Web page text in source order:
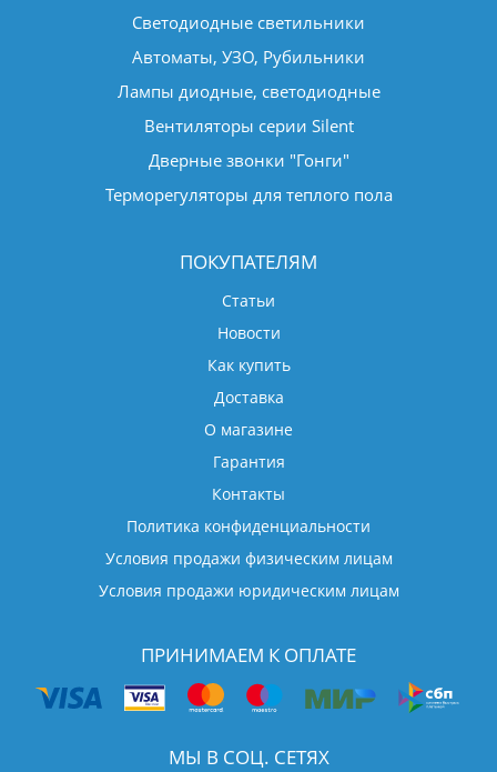
Светодиодные светильники
Автоматы, УЗО, Рубильники
Лампы диодные, светодиодные
Вентиляторы серии Silent
Дверные звонки "Гонги"
Терморегуляторы для теплого пола
ПОКУПАТЕЛЯМ
Статьи
Новости
Как купить
Доставка
О магазине
Гарантия
Контакты
Политика конфиденциальности
Условия продажи физическим лицам
Условия продажи юридическим лицам
ПРИНИМАЕМ К ОПЛАТЕ
МЫ В СОЦ. СЕТЯХ